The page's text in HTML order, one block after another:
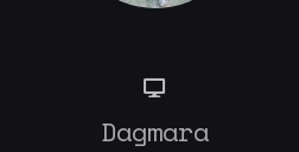
Dagmara